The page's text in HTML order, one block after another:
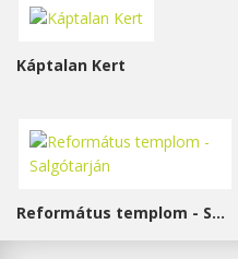
Káptalan Kert
Református templom - Salgótarján